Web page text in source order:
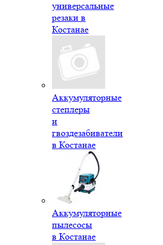
универсальные
резаки в
Костанае
Аккумуляторные
степлеры
и
гвоздезабиватели
в Костанае
Аккумуляторные
пылесосы
в Костанае